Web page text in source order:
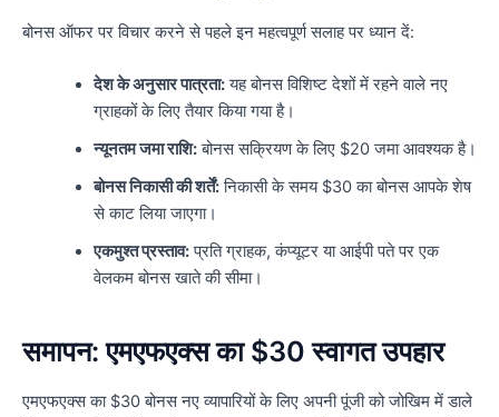
बोनस ऑफर पर विचार करने से पहले इन महत्वपूर्ण सलाह पर ध्यान दें:
देश के अनुसार पात्रता:यह बोनस विशिष्ट देशों में रहने वाले नए
ग्राहकों के लिए तैयार किया गया है।
न्यूनतम जमा राशि:बोनस सक्रियण के लिए $20 जमा आवश्यक है।
बोनस निकासी की शर्तें:निकासी के समय $30 का बोनस आपके शेष
से काट लिया जाएगा।
एकमुश्त प्रस्ताव:प्रति ग्राहक, कंप्यूटर या आईपी पते पर एक
वेलकम बोनस खाते की सीमा।
समापन: एमएफएक्स का $30 स्वागत उपहार
एमएफएक्स का $30 बोनस नए व्यापारियों के लिए अपनी पूंजी को जोखिम में डाले